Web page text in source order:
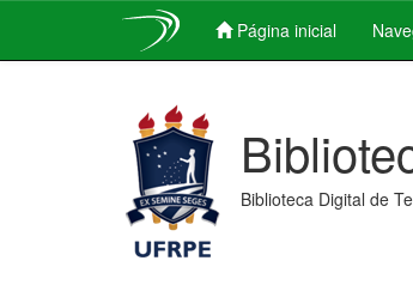
Página inicial
Biblioteca Digital de